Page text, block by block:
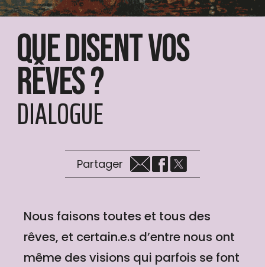
Que disent vos
rêves ?
DIALOGUE
Partager
Nous faisons toutes et tous des
rêves, et certain.e.s d’entre nous ont
même des visions qui parfois se font